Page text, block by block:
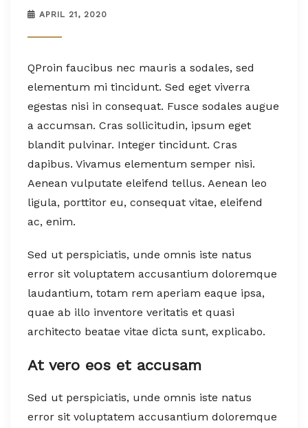
APRIL 21, 2020
QProin faucibus nec mauris a sodales, sed
elementum mi tincidunt. Sed eget viverra
egestas nisi in consequat. Fusce sodales augue
a accumsan. Cras sollicitudin, ipsum eget
blandit pulvinar. Integer tincidunt. Cras
dapibus. Vivamus elementum semper nisi.
Aenean vulputate eleifend tellus. Aenean leo
ligula, porttitor eu, consequat vitae, eleifend
ac, enim.
Sed ut perspiciatis, unde omnis iste natus
error sit voluptatem accusantium doloremque
laudantium, totam rem aperiam eaque ipsa,
quae ab illo inventore veritatis et quasi
architecto beatae vitae dicta sunt, explicabo.
At vero eos et accusam
Sed ut perspiciatis, unde omnis iste natus
error sit voluptatem accusantium doloremque